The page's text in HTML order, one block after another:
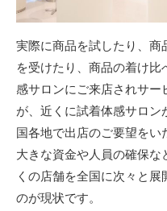
実際に商品を試したり、商
を受けたり、商品の着け
感サロンにご来店されサー
が、近くに試着体感サロ
国各地で出店のご要望を
大きな資金や人員の確保
くの店舗を全国に次々と
のが現状です。